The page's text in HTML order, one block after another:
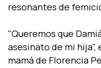
resonantes de
"Queremos que
asesinato de mi
mamá de Florencia